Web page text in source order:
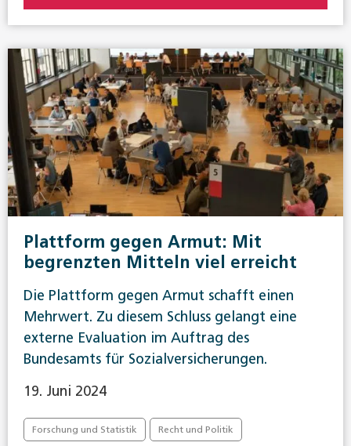
Plattform gegen Armut: Mit
begrenzten Mitteln viel erreicht
Die Plattform gegen Armut schafft einen
Mehrwert. Zu diesem Schluss gelangt eine
externe Evaluation im Auftrag des
Bundesamts für Sozialversicherungen.
19. Juni 2024
Forschung und Statistik Recht und Politik